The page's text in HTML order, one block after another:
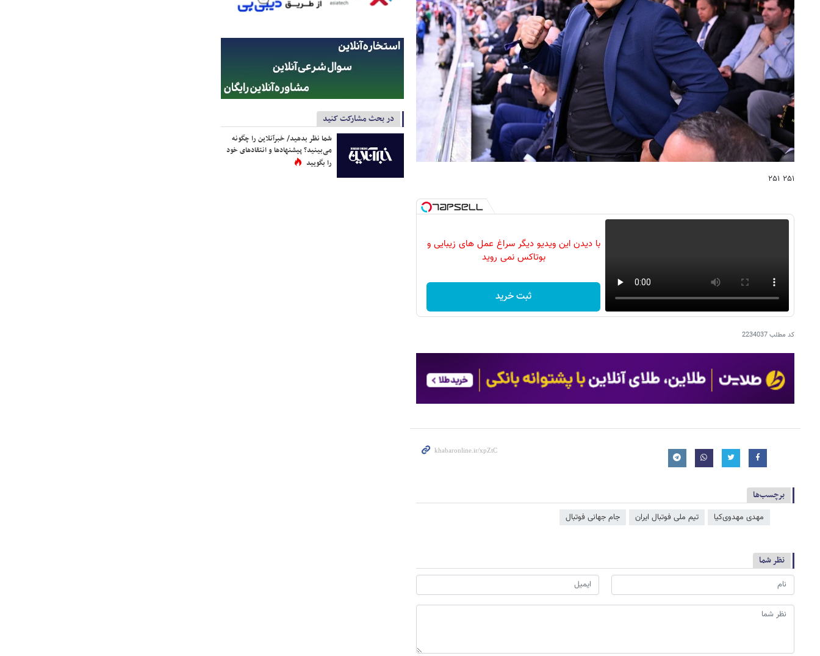
۲۵۱ ۲۵۱
با دیدن این ویدیو دیگر سراغ عمل های زیبایی و
بوتاکس نمی روید
ثبت خرید
کد مطلب2234037
برچسب‌ها
مهدی مهدوی‌کیا تیم ملی فوتبال ایران جام جهانی فوتبال
نظر شما
در بحث مشارکت کنید
شما نظر بدهید/ خبرآنلاین را چگونه
می‌بینید؟ پیشنهادها و انتقادهای خود
را بگویید